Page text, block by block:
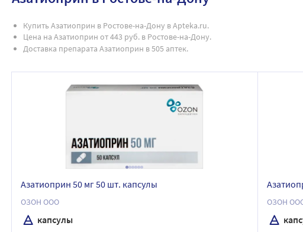
Купить Азатиоприн в Ростове-на-Дону в Apteka.ru.
Цена на Азатиоприн от 443 руб. в Ростове-на-Дону.
Доставка препарата Азатиоприн в 505 аптек.
Азатиоприн 50 мг 50 шт. капсулы
ОЗОН ООО
капсулы
ОЗОН